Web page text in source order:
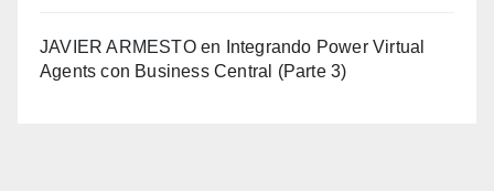
JAVIER ARMESTOen
Integrando Power Virtual
Agents con Business Central (Parte 3)